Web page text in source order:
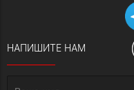
НАПИШИТЕ НАМ